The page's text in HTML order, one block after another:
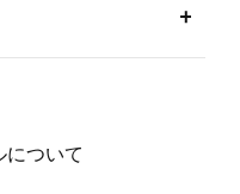
について